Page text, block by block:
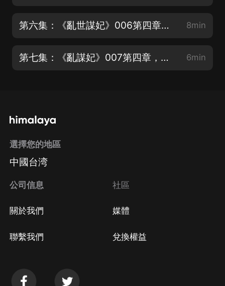
第六集：《亂世謀妃》006第四章，真的穿了（上） 8min
第七集：《亂謀妃》007第四章，真的穿了（下） 6min
選擇您的地區
中國台湾
公司信息
關於我們
聯繫我們
社區
媒體
兌換權益